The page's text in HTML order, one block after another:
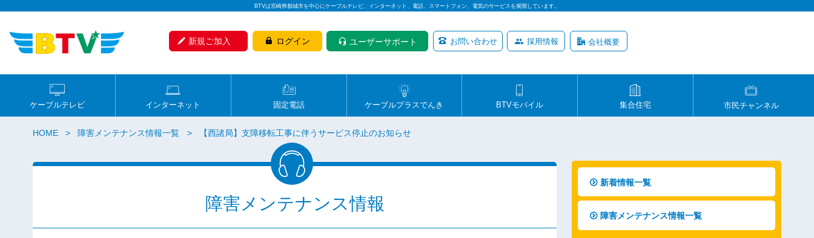
BTVは宮崎県都城市を中心にケーブルテレビ、インターネット、電話、スマートフォン、電気のサービスを展開しています。
新規ご加入 ログイン ユーザーサポート お問い合わせ 採用情報 会社概要
ケーブルテレビ インターネット 固定電話 ケーブルプラスでんき BTVモバイル 集合住宅 市民チャンネル
HOME 障害メンテナンス情報一覧 【西諸局】支障移転工事に伴うサービス停止のお知らせ
障害メンテナンス情報
新着情報一覧
障害メンテナンス情報一覧